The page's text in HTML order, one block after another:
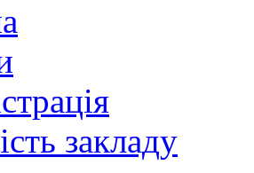
закладу